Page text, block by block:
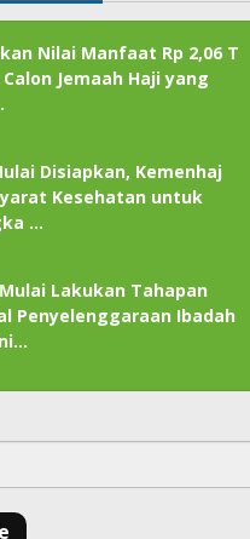
Nilai Manfaat Rp 2,06 T
Jemaah Haji yang
Disiapkan, Kemenhaj
Kesehatan untuk
…
Lakukan Tahapan
Penyelenggaraan Ibadah